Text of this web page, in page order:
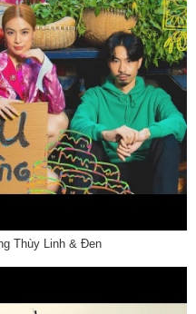
Thùy Linh & Đen